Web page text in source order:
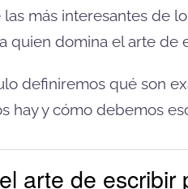
más interesantes de
quien domina el arte de
definiremos qué son
hay y cómo debemos
arte de